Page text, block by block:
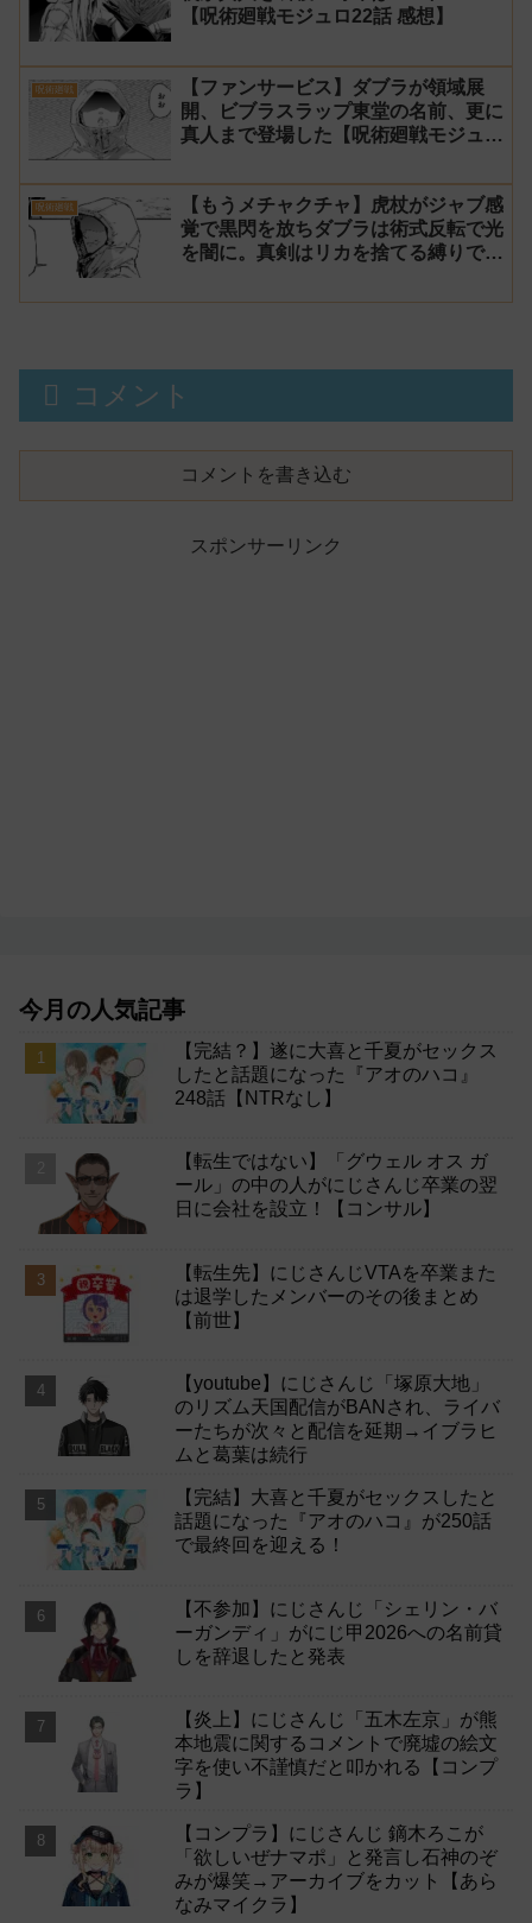
【呪術廻戦モジュロ22話 感想】
呪術廻戦
【ファンサービス】ダブラが領域展
開、ビブラスラップ東堂の名前、更に
真人まで登場した【呪術廻戦モジュロ
呪術廻戦
【もうメチャクチャ】虎杖がジャブ感
覚で黒閃を放ちダブラは術式反転で光
を闇に。真剣はリカを捨てる縛りでマ
想】
コメント
コメントを書き込む
スポンサーリンク
今月の人気記事
【完結？】遂に大喜と千夏がセックス
したと話題になった『アオのハコ』
248話【NTRなし】
【転生ではない】「グウェル オス ガ
ール」の中の人がにじさんじ卒業の翌
日に会社を設立！【コンサル】
【転生先】にじさんじVTAを卒業また
は退学したメンバーのその後まとめ
【前世】
【youtube】にじさんじ「塚原大地」
のリズム天国配信がBANされ、ライバ
ーたちが次々と配信を延期→イブラヒ
ムと葛葉は続行
【完結】大喜と千夏がセックスしたと
話題になった『アオのハコ』が250話
で最終回を迎える！
【不参加】にじさんじ「シェリン・バ
ーガンディ」がにじ甲2026への名前貸
しを辞退したと発表
【炎上】にじさんじ「五木左京」が熊
本地震に関するコメントで廃墟の絵文
字を使い不謹慎だと叩かれる【コンプ
ラ】
【コンプラ】にじさんじ 鏑木ろこが
「欲しいぜナマポ」と発言し石神のぞ
みが爆笑→アーカイブをカット【あら
なみマイクラ】